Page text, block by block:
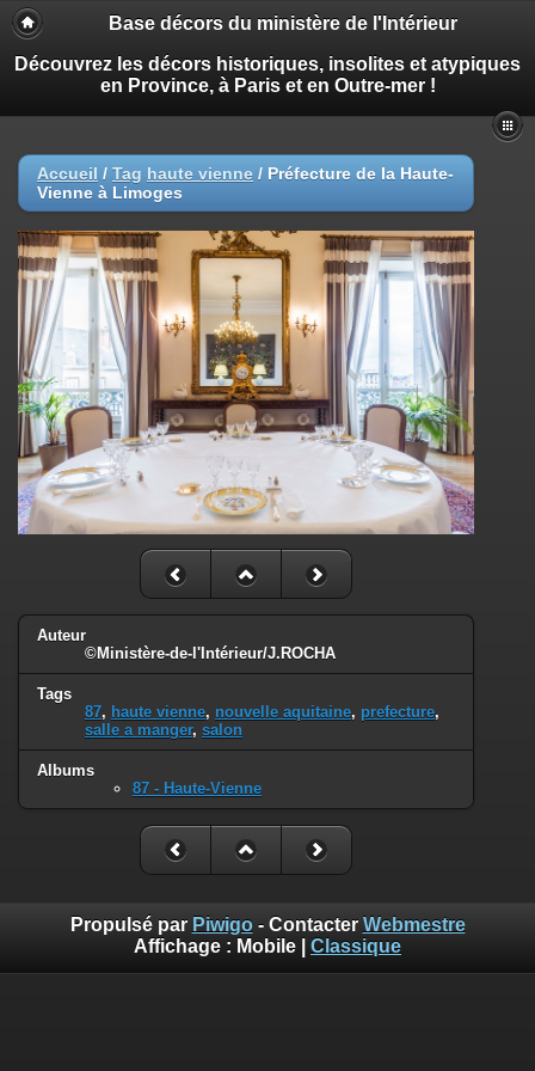
Base décors du ministère de l'Intérieur
Découvrez les décors historiques, insolites et atypiques
en Province, à Paris et en Outre-mer !
Accueil / Tag haute vienne / Préfecture de la Haute-
Vienne à Limoges
Auteur
©Ministère-de-l'Intérieur/J.ROCHA
Tags
87, haute vienne, nouvelle aquitaine, prefecture,
salle a manger, salon
Albums
87 - Haute-Vienne
Propulsé par Piwigo- Contacter Webmestre
Affichage : Mobile Classique